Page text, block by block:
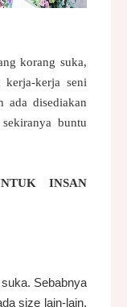
korang suka,
kerja seni
ada disediakan
buntu
INSAN
Sebabnya
size lain-lain.